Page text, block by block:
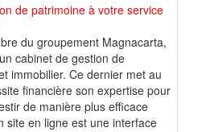
de patrimoine à votre service
du groupement Magnacarta,
cabinet de gestion de
immobilier. Ce dernier met au
financière son expertise pour
de manière plus efficace
site en ligne est une interface